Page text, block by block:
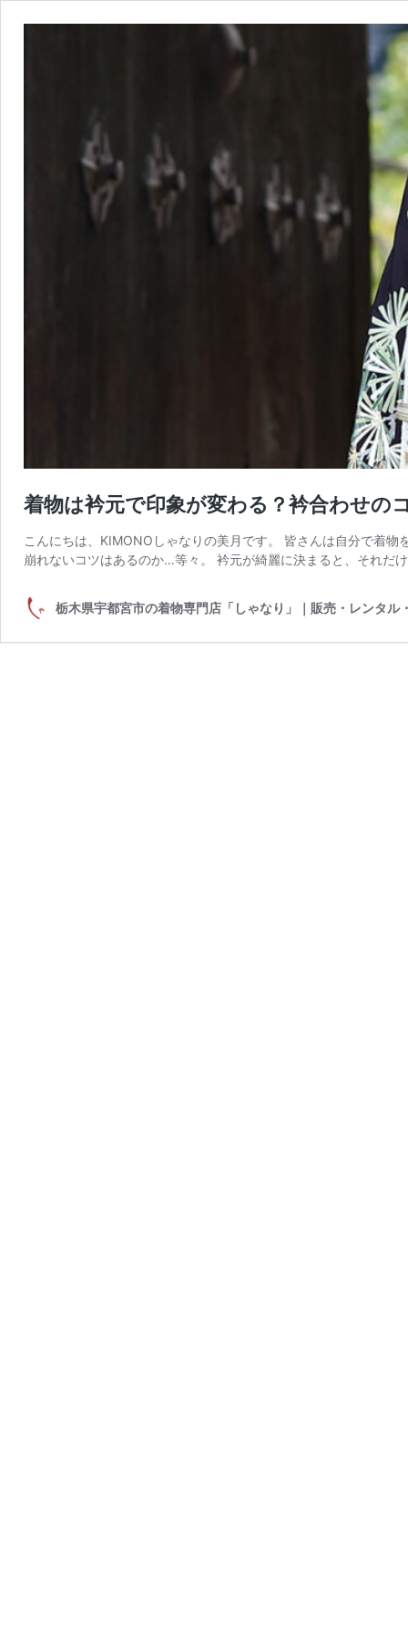
着物は衿元で印象が変わる？衿合わせの
こんにちは、KIMONOしゃなりの美月です。 皆さんは自分で着
崩れないコツはあるのか…等々。 衿元が綺麗に決まると、それだ
栃木県宇都宮市の着物専門店「しゃなり」｜販売・レンタル